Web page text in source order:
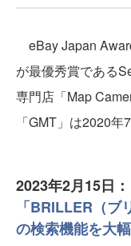
eBay Japan
が最優秀賞である
専門店「Map
「GMT」は2020
2023年2月15日：
「BRILLER（ブ
の検索機能を大